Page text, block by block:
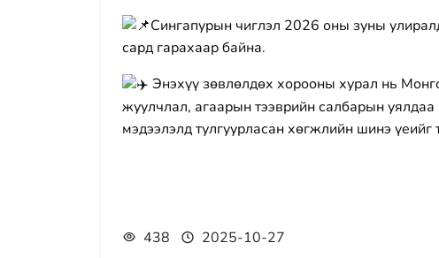
Сингапурын чиглэл 2026 оны зуны
сард гарахаар байна.
Энэхүү зөвлөлдөх хорооны хурал нь
жуулчлал, агаарын тээврийн салбарын уялдаа
мэдээлэлд тулгуурласан хөгжлийн шинэ
438 2025-10-27